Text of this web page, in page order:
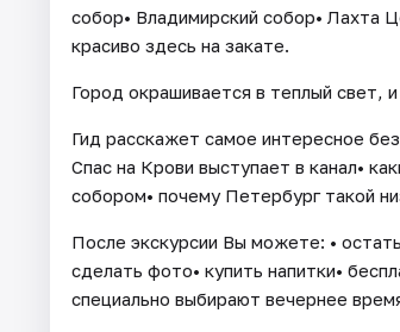
собор• Владимирский собор• Лахта
красиво здесь на закате.
Город окрашивается в теплый свет,
Гид расскажет самое интересное
Спас на Крови выступает в канал•
собором• почему Петербург такой
После экскурсии Вы можете: •
сделать фото• купить напитки•
специально выбирают вечернее